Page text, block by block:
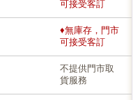
可接受客訂
♦無庫存，門市
可接受客訂
不提供門市取
貨服務